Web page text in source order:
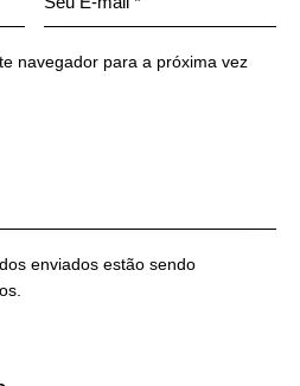
navegador para a próxima vez
enviados estão sendo